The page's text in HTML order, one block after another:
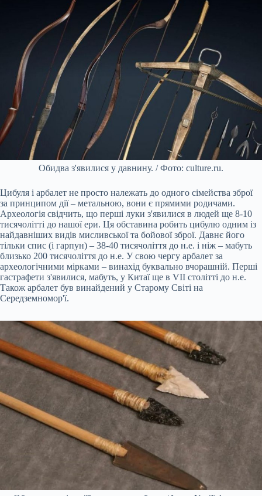
Обидва з'явилися у давнину. / Фото: culture.ru.
Цибуля і арбалет не просто належать до одного сімейства зброї
за принципом дії – метальною, вони є прямими родичами.
Археологія свідчить, що перші луки з'явилися в людей ще 8-10
тисячолітті до нашої ери. Ця обставина робить цибулю одним із
найдавніших видів мисливської та бойової зброї. Давнє його
тільки спис (і гарпун) – 38-40 тисячоліття до н.е. і ніж – мабуть
близько 200 тисячоліття до н.е. У свою чергу арбалет за
археологічними мірками – винахід буквально вчорашній. Перші
гастрафети з'явилися, мабуть, у Китаї ще в VII столітті до н.е.
Також арбалет був винайдений у Старому Світі на
Середземномор'ї.